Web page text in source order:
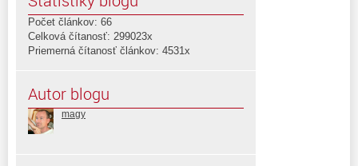
Počet článkov: 66
Celková čítanosť: 299023x
Priemerná čítanosť článkov: 4531x
Autor blogu
magy